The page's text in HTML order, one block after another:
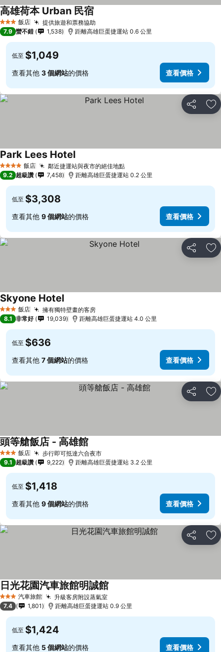
3 星級 飯店 提供旅遊和票務協助
高雄荷本 Urban 民宿
7.9 蠻不錯 1,538 距離高雄巨蛋捷運站 0.6 公里
低至 $1,049
查看其他 3 個網站的價格 查看價格
分享 加
4 星級 飯店 鄰近捷運站與夜市的絕佳地點
Park Lees Hotel
9.2 超級讚 7,458 距離高雄巨蛋捷運站 0.2 公里
低至 $3,308
查看其他 9 個網站的價格 查看價格
分享 加
3 星級 飯店 擁有獨特壁畫的客房
Skyone Hotel
8.1 非常好 19,039 距離高雄巨蛋捷運站 4.0 公里
低至 $636
查看其他 7 個網站的價格 查看價格
分享 加
3 星級 飯店 步行即可抵達六合夜市
頭等艙飯店 - 高雄館
9.1 超級讚 9,222 距離高雄巨蛋捷運站 3.2 公里
低至 $1,418
查看其他 9 個網站的價格 查看價格
分享 加
3 星級 汽車旅館 升級客房附設蒸氣室
日光花園汽車旅館明誠館
7.4 1,801 距離高雄巨蛋捷運站 0.9 公里
低至 $1,424
查看其他 5 個網站的價格 查看價格